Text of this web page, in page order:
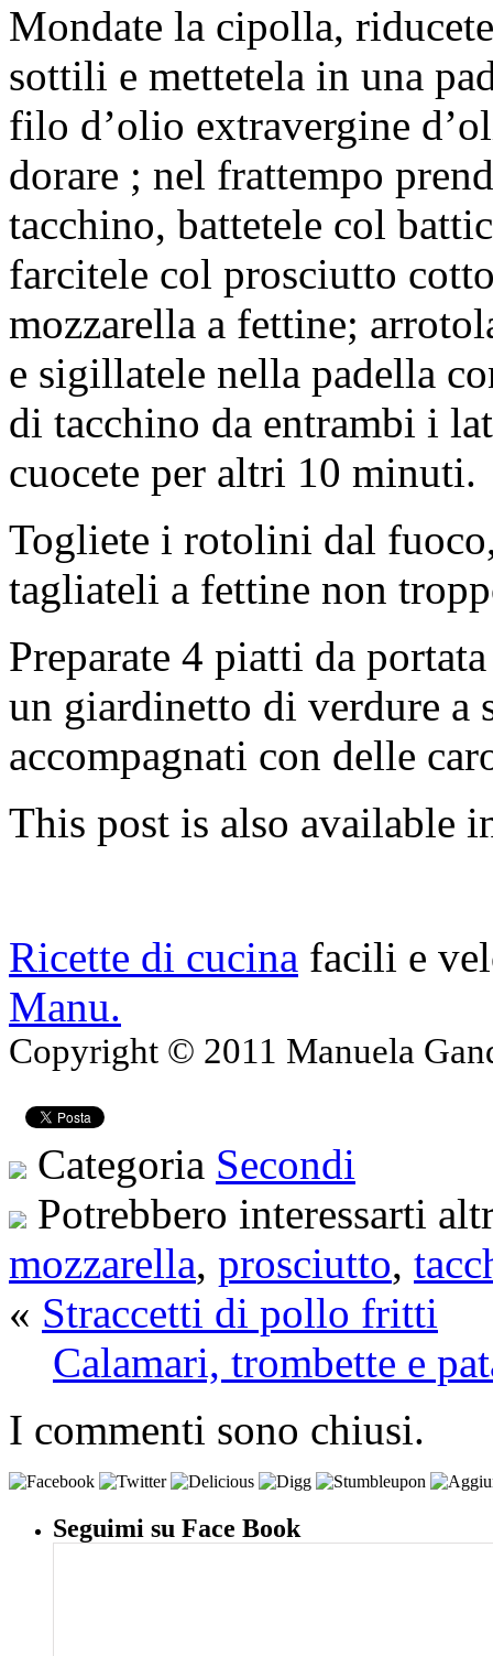
Mondate la cipolla,
sottili e mettetela in una
filo d’olio extravergine
dorare ; nel frattempo
tacchino, battetele col
farcitele col prosciutto
mozzarella a fettine;
e sigillatele nella padella
di tacchino da entrambi i
cuocete per altri 10 minuti.
Togliete i rotolini dal
tagliateli a fettine non
Preparate 4 piatti da
un giardinetto di verdure a
accompagnati con delle
This post is also available
Ricette di cucina facili e
Manu.
Copyright © 2011 Manuela
Categoria Secondi
Potrebbero interessarti
mozzarella, prosciutto,
« Straccetti di pollo fritti
Calamari, trombette e
I commenti sono chiusi.
Seguimi su Face Book